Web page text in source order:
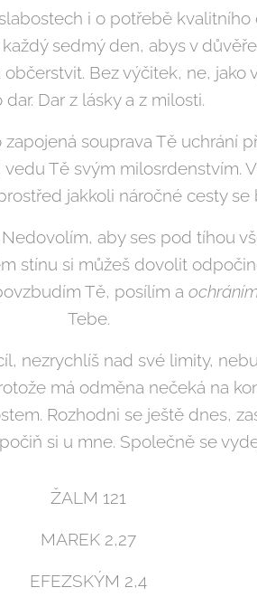
i o potřebě kvalitního
sedmý den, abys v
občerstvit. Bez výčitek, ne,
dar. Dar z lásky a z milosti.
souprava Tě uchrání
Tě svým milosrdenstvím.
jakkoli náročné cesty se
Nedovolím, aby ses pod tíhou
stínu si můžeš dovolit
Tě, posílím a
Tebe.
nezrychlíš nad své limity,
má odměna nečeká na
Rozhodni se ještě dnes,
si u mne. Společně se
ŽALM 121
MAREK 2,27
EFEZSKÝM 2,4